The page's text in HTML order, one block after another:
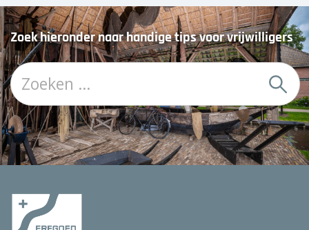
Zoek hieronder naar handige tips voor vrijwilligers
Z
o
e
k
: